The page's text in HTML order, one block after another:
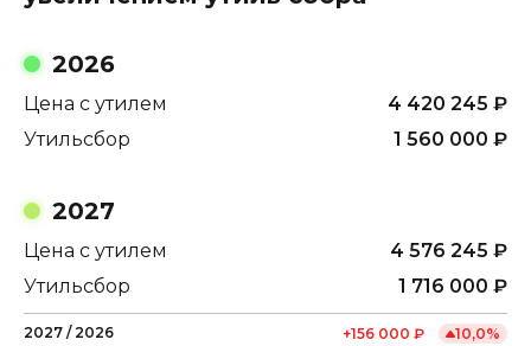
2026
Цена с утилем 4 420 245 ₽
Утильсбор
1 560 000 ₽
2027
Цена с утилем 4 576 245 ₽
Утильсбор
1 716 000 ₽
2027 / 2026 +156 000 ₽ 10,0%